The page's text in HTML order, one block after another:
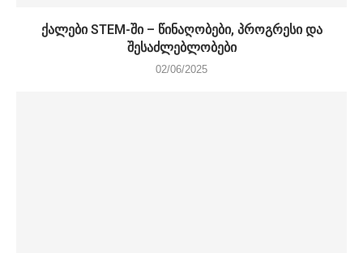
ქალები STEM-ში – წინაღობები, პროგრესი და
შესაძლებლობები
02/06/2025